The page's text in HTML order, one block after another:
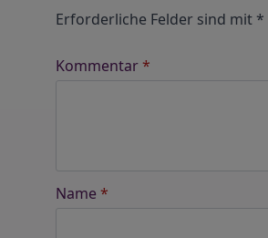
Erforderliche Felder sind mit *
Kommentar*
Name *